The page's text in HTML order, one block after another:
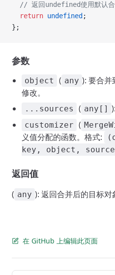
// 返回undefined使用默认
  return
undefined ;
};
参数
object ( any ): 要合并
修改。
...sources ( any[]
customizer (
义值分配的函数。格式:
key, object,
返回值
( any ): 返回合并后的目标对
在 GitHub 上编辑此页面